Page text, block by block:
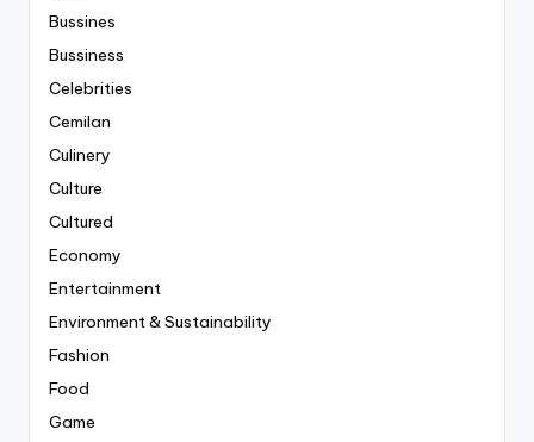
Bussines
Bussiness
Celebrities
Cemilan
Culinery
Culture
Cultured
Economy
Entertainment
Environment & Sustainability
Fashion
Food
Game